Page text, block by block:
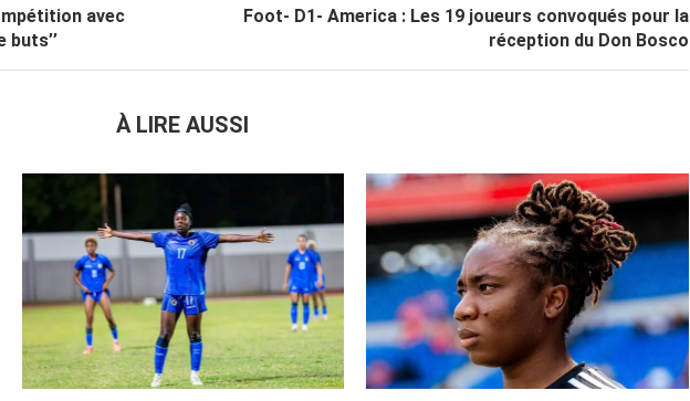
avec
buts’’
Foot- D1- America : Les 19 joueurs convoqués pour la
réception du Don Bosco
À LIRE AUSSI